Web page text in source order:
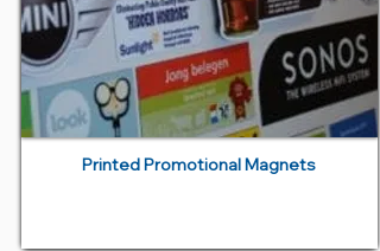
Printed Promotional Magnets